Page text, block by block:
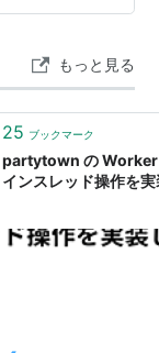
り違います。
初めて「占もっと見る
25 ブックマーク
partytown の Worker
インスレッド操作を